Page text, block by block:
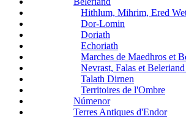
Hithlum, Mihrim, Ered
Dor-Lomin
Doriath
Echoriath
Marches de Maedhros et
Nevrast, Falas et
Talath Dirnen
Territoires de l'Ombre
Númenor
Terres Antiques d'Endor